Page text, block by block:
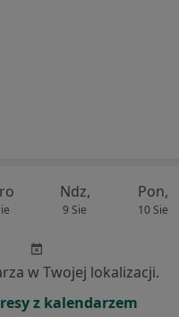
Ndz,
9 Sie
Pon,
10 Sie
w Twojej lokalizacji.
z kalendarzem